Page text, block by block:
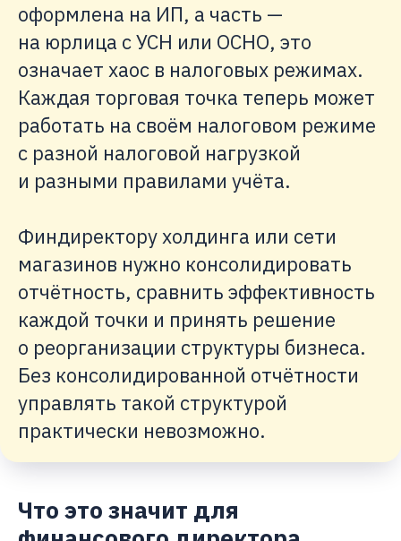
оформлена на ИП, а часть —
на юрлица с УСН или ОСНО, это
означает хаос в налоговых режимах.
Каждая торговая точка теперь может
работать на своём налоговом режиме
с разной налоговой нагрузкой
и разными правилами учёта.
Финдиректору холдинга или сети
магазинов нужно консолидировать
отчётность, сравнить эффективность
каждой точки и принять решение
о реорганизации структуры бизнеса.
Без консолидированной отчётности
управлять такой структурой
практически невозможно.
Что это значит для